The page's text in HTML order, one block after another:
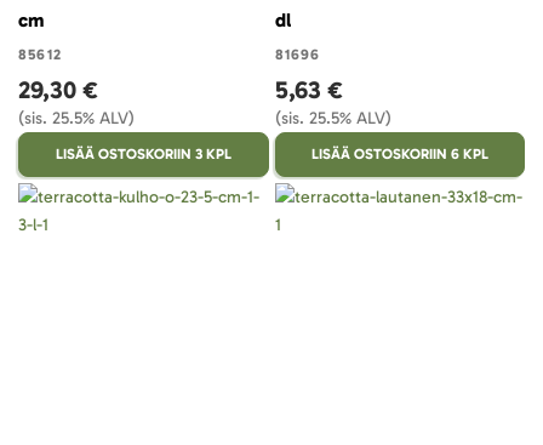
cm
85612
29,30 €
(sis. 25.5% ALV)
LISÄÄ OSTOSKORIIN 3 KPL
dl
81696
5,63 €
(sis. 25.5% ALV)
LISÄÄ OSTOSKORIIN 6 KPL